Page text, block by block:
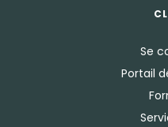
Se
Portail